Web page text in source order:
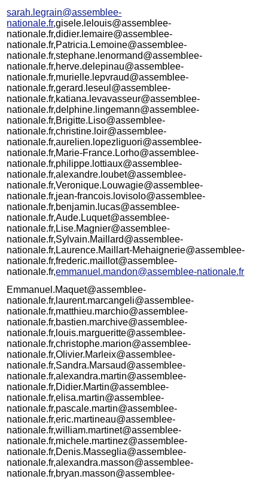
sarah.legrain@assemblee-
nationale.fr,gisele.lelouis@assemblee-
nationale.fr,didier.lemaire@assemblee-
nationale.fr,Patricia.Lemoine@assemblee-
nationale.fr,stephane.lenormand@assemblee-
nationale.fr,herve.delepinau@assemblee-
nationale.fr,murielle.lepvraud@assemblee-
nationale.fr,gerard.leseul@assemblee-
nationale.fr,katiana.levavasseur@assemblee-
nationale.fr,delphine.lingemann@assemblee-
nationale.fr,Brigitte.Liso@assemblee-
nationale.fr,christine.loir@assemblee-
nationale.fr,aurelien.lopezliguori@assemblee-
nationale.fr,Marie-France.Lorho@assemblee-
nationale.fr,philippe.lottiaux@assemblee-
nationale.fr,alexandre.loubet@assemblee-
nationale.fr,Veronique.Louwagie@assemblee-
nationale.fr,jean-francois.lovisolo@assemblee-
nationale.fr,benjamin.lucas@assemblee-
nationale.fr,Aude.Luquet@assemblee-
nationale.fr,Lise.Magnier@assemblee-
nationale.fr,Sylvain.Maillard@assemblee-
nationale.fr,Laurence.Maillart-Mehaignerie@assemblee-
nationale.fr,frederic.maillot@assemblee-
nationale.fr,emmanuel.mandon@assemblee-nationale.fr
Emmanuel.Maquet@assemblee-
nationale.fr,laurent.marcangeli@assemblee-
nationale.fr,matthieu.marchio@assemblee-
nationale.fr,bastien.marchive@assemblee-
nationale.fr,louis.margueritte@assemblee-
nationale.fr,christophe.marion@assemblee-
nationale.fr,Olivier.Marleix@assemblee-
nationale.fr,Sandra.Marsaud@assemblee-
nationale.fr,alexandra.martin@assemblee-
nationale.fr,Didier.Martin@assemblee-
nationale.fr,elisa.martin@assemblee-
nationale.fr,pascale.martin@assemblee-
nationale.fr,eric.martineau@assemblee-
nationale.fr,william.martinet@assemblee-
nationale.fr,michele.martinez@assemblee-
nationale.fr,Denis.Masseglia@assemblee-
nationale.fr,alexandra.masson@assemblee-
nationale.fr,bryan.masson@assemblee-